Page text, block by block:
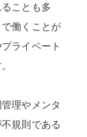
ことも多
働くことが
ライベート
理やメンタ
規則である